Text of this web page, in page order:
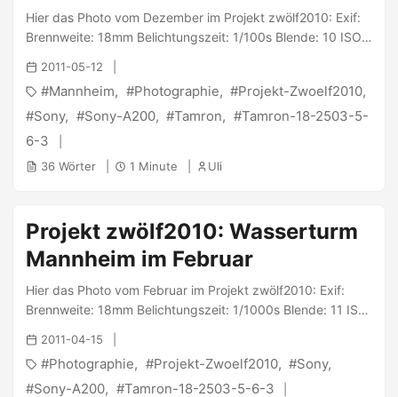
Hier das Photo vom Dezember im Projekt zwölf2010: Exif:
Brennweite: 18mm Belichtungszeit: 1/100s Blende: 10 ISO:
100 Geschossen wurde es mit der Sony α200 und dem
Tamron 18-250/3.5-6.3. PS: @ Jana : Teilnehmer #188 -
Uli
2011-05-12
Mannheim Photographie
Projekt-Zwoelf2010
Sony
Sony-A200 Tamron
Tamron-18-2503-5-
6-3
36 Wörter 1 Minute Uli
Projekt zwölf2010: Wasserturm
Mannheim im Februar
Hier das Photo vom Februar im Projekt zwölf2010: Exif:
Brennweite: 18mm Belichtungszeit: 1/1000s Blende: 11 ISO:
400 Geschossen wurde es mit der Sony α200 und dem
Tamron 18-250/3.5-6.3. Die etwas verrückten EXIF-Werte
kamen daher, dass ich vergessen hatte, die Kamera wieder
zurückzustellen. Nach einigen Fotos ist es mir zwar
2011-04-15
Photographie Projekt-Zwoelf2010
Sony
Sony-A200
Tamron-18-2503-5-6-3